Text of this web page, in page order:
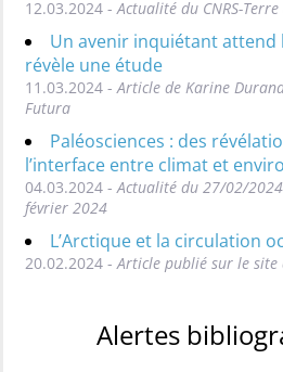
12.03.2024 - Actualité du CNRS-
Un avenir inquiétant attend
révèle une étude
11.03.2024 - Article de Karine
Futura
Paléosciences : des
l’interface entre climat et
04.03.2024 - Actualité du 27/02/
février 2024
L’Arctique et la circulation
20.02.2024 - Article publié sur le site
Alertes